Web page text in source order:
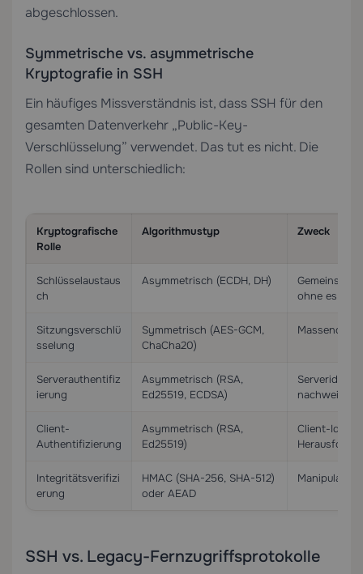
abgeschlossen.
Symmetrische vs. asymmetrische
Kryptografie in SSH
Ein häufiges Missverständnis ist, dass SSH für den
gesamten Datenverkehr „Public-Key-
Verschlüsselung” verwendet. Das tut es nicht. Die
Rollen sind unterschiedlich:
Kryptografische
Rolle
Algorithmustyp Zweck
Schlüsselaustaus
ch
Asymmetrisch (ECDH, DH)
ohne es zu
Sitzungsverschlü
sselung
Symmetrisch (AES-GCM,
ChaCha20)
Serverauthentifiz
ierung
Asymmetrisch (RSA,
Ed25519, ECDSA)
nachweisen
Client-
Authentifizierung
Asymmetrisch (RSA,
Ed25519)
Client-
Integritätsverifizi
erung
HMAC (SHA-256, SHA-512)
oder AEAD
SSH vs. Legacy-Fernzugriffsprotokolle